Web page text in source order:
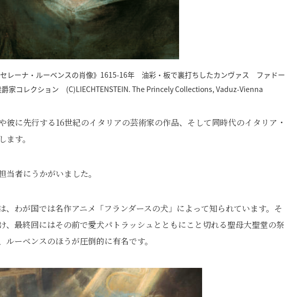
レーナ・ルーベンスの肖像》1615-16年 油彩・板で裏打ちしたカンヴァス ファドー
家コレクション (C)LIECHTENSTEIN. The Princely Collections, Vaduz-Vienna
に先行する16世紀のイタリアの芸術家の作品、そして同時代のイタリア・
す。
者にうかがいました。
、わが国では名作アニメ「フランダースの犬」によって知られています。そ
、最終回にはその前で愛犬パトラッシュとともにこと切れる聖母大聖堂の祭
ーベンスのほうが圧倒的に有名です。